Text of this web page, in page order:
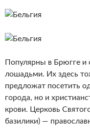
Популярны в Брюгге и
лошадьми. Их здесь
предложат посетить
города, но и
крови. Церковь
базилики) —